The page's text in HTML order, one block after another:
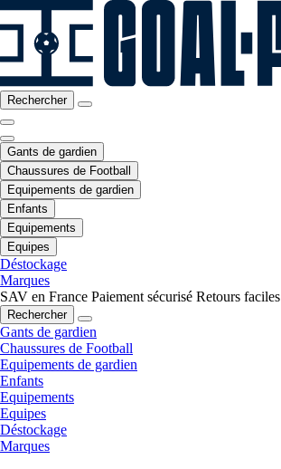
Rechercher
Gants de gardien
Chaussures de Football
Equipements de gardien
Enfants
Equipements
Equipes
Déstockage
Marques
SAV en France Paiement sécurisé Retours faciles
Rechercher
Gants de gardien
Chaussures de Football
Equipements de gardien
Enfants
Equipements
Equipes
Déstockage
Marques